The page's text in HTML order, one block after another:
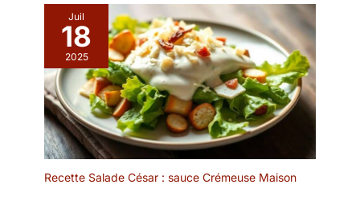
sont appréciés par la
plupart des gens.
Boutique de PionStar: La
philosophie de PionStar
est de fournir aux clients
une expérience d'achat
satisfaisante avec des
cuillères de haute qualité
et un bon rapport
également d'autres types
préparation du latte
macchiato une
expérience confortable.
Design simple, bords
lisses - Le set de
cuillères longues se
caractérise par son
design simple, avec des
lignes fluides et des
bords lisses qui ajoutent
une touche d'élégance.
Juil
18
2025
Recette Salade César : sauce Crémeuse Maison